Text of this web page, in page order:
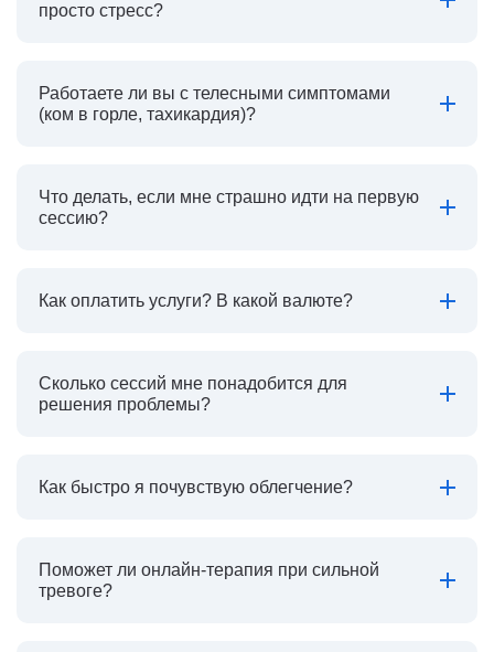
просто стресс?
Работаете ли вы с телесными симптомами
(ком в горле, тахикардия)?
Что делать, если мне страшно идти на первую
сессию?
Как оплатить услуги? В какой валюте?
Сколько сессий мне понадобится для
решения проблемы?
Как быстро я почувствую облегчение?
Поможет ли онлайн-терапия при сильной
тревоге?